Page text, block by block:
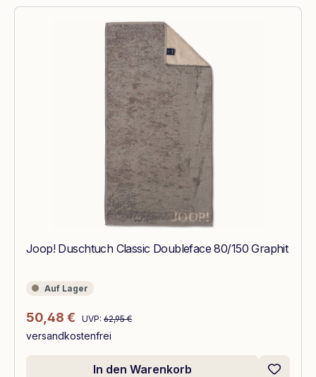
Joop! Duschtuch Classic Doubleface 80/150 Graphit
Auf Lager
Auf Lager
Verkaufspreis:
50,48 € Regulärer Preis:
UVP: 62,95 €
versandkostenfrei
In den Warenkorb